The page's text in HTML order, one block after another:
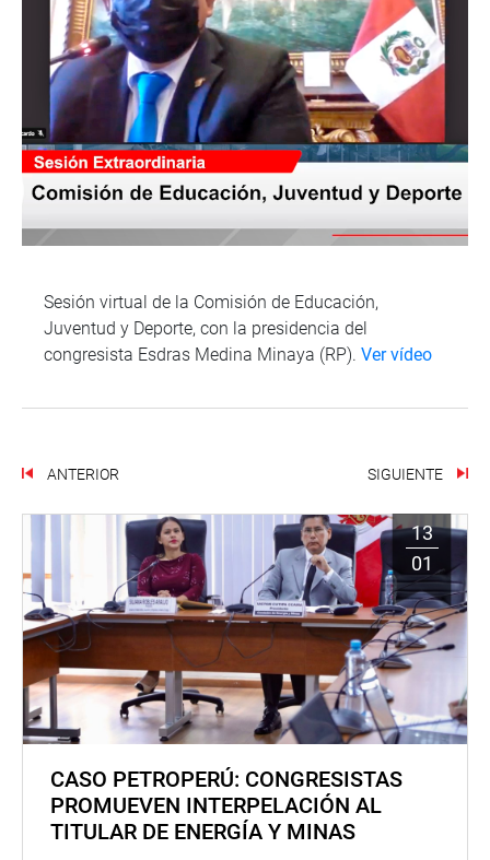
Sesión virtual de la Comisión de Educación,
Juventud y Deporte, con la presidencia del
congresista Esdras Medina Minaya (RP). Ver vídeo
ANTERIOR SIGUIENTE
13
01
CASO PETROPERÚ: CONGRESISTAS
PROMUEVEN INTERPELACIÓN AL
TITULAR DE ENERGÍA Y MINAS